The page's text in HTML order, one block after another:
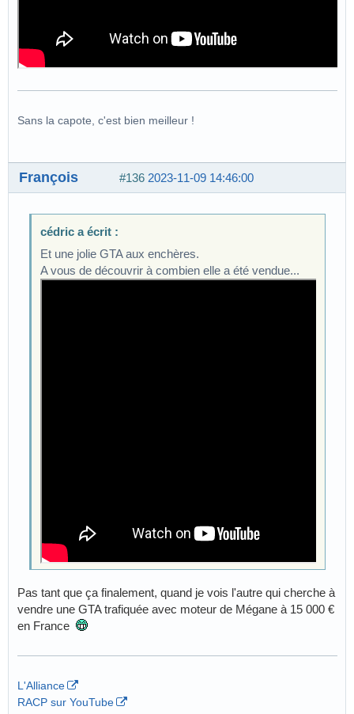
Sans la capote, c'est bien meilleur !
#136 2023-11-09 14:46:00
François
cédric a écrit :
Et une jolie GTA aux enchères.
A vous de découvrir à combien elle a été vendue...
Pas tant que ça finalement, quand je vois l'autre qui cherche à
vendre une GTA trafiquée avec moteur de Mégane à 15 000 €
en France
L'Alliance
RACP sur YouTube